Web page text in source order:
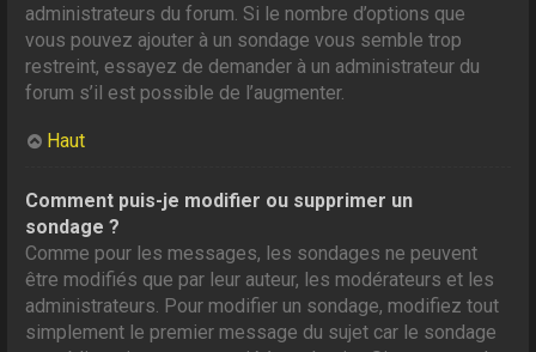
administrateurs du forum. Si le nombre d’options que
vous pouvez ajouter à un sondage vous semble trop
restreint, essayez de demander à un administrateur du
forum s’il est possible de l’augmenter.
Haut
Comment puis-je modifier ou supprimer un
sondage ?
Comme pour les messages, les sondages ne peuvent
être modifiés que par leur auteur, les modérateurs et les
administrateurs. Pour modifier un sondage, modifiez tout
simplement le premier message du sujet car le sondage